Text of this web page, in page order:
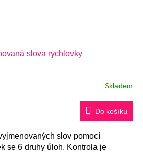
slova rychlovky
Skladem
Do košíku
slov pomocí
se 6 druhy úloh. Kontrola je